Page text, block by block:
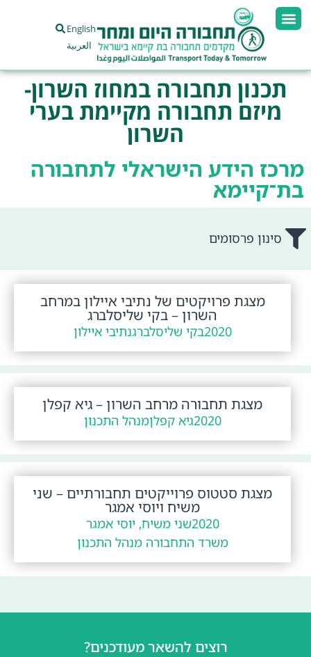
English
العربية
תכנון תחבורה במחוז השרון-
מיזם תחבורה מקיימת בערי
השרון
מרכז הידע הישראלי לתחבורה
בת־קיימא
סינון פרסומים
מצגת פרויקטים של נתיבי איילון במרחב
השרון – בקי שליסלברג
2020בקי שליסלברגנתיבי איילון
מצגת תחבורה מרחב השרון – גיא קפלן
2020גיא קפלןמנהל התכנון
מצגת סטטוס פרוייקטים תחבורתיים – שני
משיח ויוסי אמגר
2020שני משיח, יוסי אמגר
משרד התחבורה מנהל התכנון
רוצים להשאר מעודכנים?